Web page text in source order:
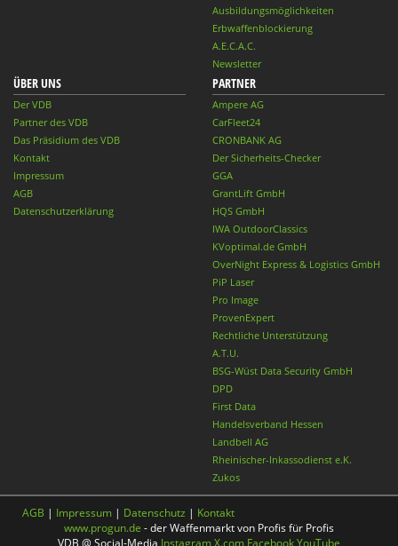
Ausbildungsmöglichkeiten
Erbwaffenblockierung
A.E.C.A.C.
Newsletter
ÜBER UNS
Der VDB
Partner des VDB
Das Präsidium des VDB
Kontakt
Impressum
AGB
Datenschutzerklärung
PARTNER
Ampere AG
CarFleet24
CRONBANK AG
Der Sicherheits-Checker
GGA
GrantLift GmbH
HQS GmbH
IWA OutdoorClassics
KVoptimal.de GmbH
OverNight Express & Logistics GmbH
PiP Laser
Pro Image
ProvenExpert
Rechtliche Unterstützung
A.T.U.
BSG-Wüst Data Security GmbH
DPD
First Data
Handelsverband Hessen
Landbell AG
Rheinischer-Inkassodienst e.K.
Zukos
AGB | Impressum | Datenschutz | Kontakt
www.progun.de - der Waffenmarkt von Profis für Profis
VDB @ Social-Media InstagramX.com FacebookYouTube